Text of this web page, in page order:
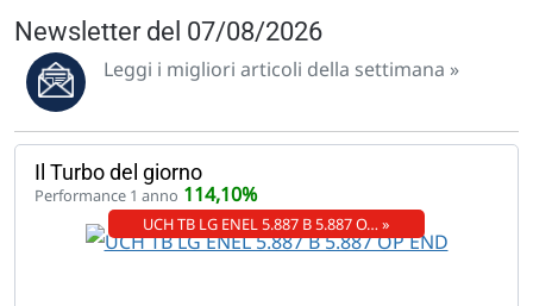
Newsletter del 07/08/2026
Leggi i migliori articoli della settimana »
Il Turbo del giorno
Performance 1 anno 114,10%
UCH TB LG ENEL 5.887 B 5.887 O… »